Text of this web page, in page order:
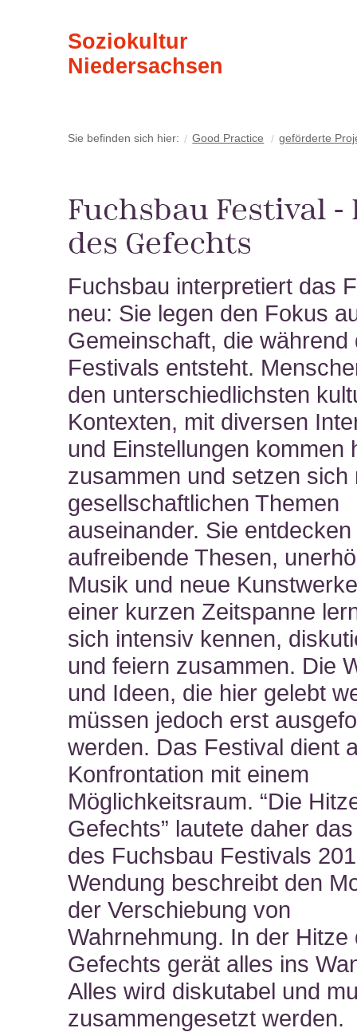
Soziokultur
Niedersachsen
Sie befinden sich hier: Good Practice geförderte
Fuchsbau Festival -
des Gefechts
Fuchsbau interpretiert das
neu: Sie legen den Fokus
Gemeinschaft, die während
Festivals entsteht.
den unterschiedlichsten
Kontexten, mit diversen
und Einstellungen kommen
zusammen und setzen sich
gesellschaftlichen Themen
auseinander. Sie entdecken
aufreibende Thesen,
Musik und neue
einer kurzen Zeitspanne
sich intensiv kennen,
und feiern zusammen. Die
und Ideen, die hier gelebt
müssen jedoch erst
werden. Das Festival dient
Konfrontation mit einem
Möglichkeitsraum. “Die
Gefechts” lautete daher
des Fuchsbau Festivals
Wendung beschreibt den
der Verschiebung von
Wahrnehmung. In der Hitze
Gefechts gerät alles ins
Alles wird diskutabel und
zusammengesetzt werden.